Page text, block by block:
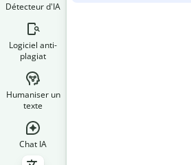
Détecteur d'IA
Logiciel anti-
plagiat
Humaniser un
texte
Chat IA